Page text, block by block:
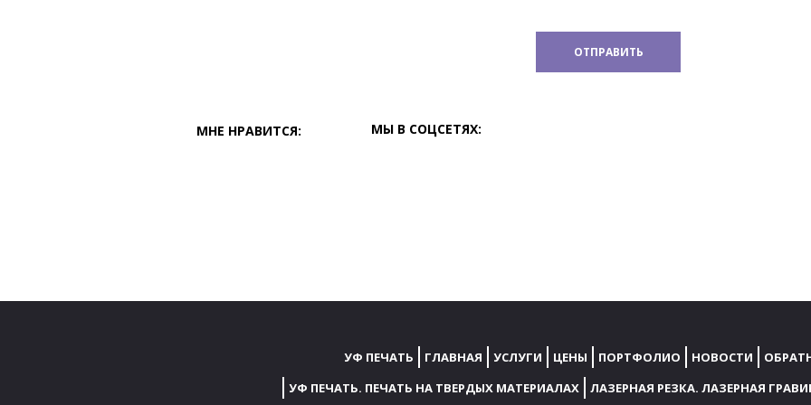
МНЕ НРАВИТСЯ: МЫ В СОЦСЕТЯХ:
УФ ПЕЧАТЬ ГЛАВНАЯ УСЛУГИ ЦЕНЫ ПОРТФОЛИО НОВОСТИ
УФ ПЕЧАТЬ. ПЕЧАТЬ НА ТВЕРДЫХ МАТЕРИАЛАХ
ЛАЗЕРНАЯ РЕЗКА. ЛАЗЕРНАЯ